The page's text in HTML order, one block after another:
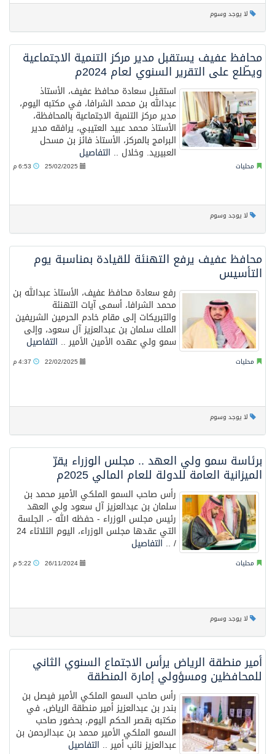
لا يوجد وسوم
محافظ عفيف يستقبل مدير مركز التنمية الاجتماعية
ويطّلع على التقرير السنوي لعام 2024م
استقبل سعادة محافظ عفيف، الأستاذ
عبدالله بن محمد الشرافا، في مكتبه اليوم،
مدير مركز التنمية الاجتماعية بالمحافظة،
الأستاذ محمد عبيد العتيبي، يرافقه مدير
البرامج بالمركز، الأستاذ فائز بن مسحل
العبيريد. وخلال .. التفاصيل
محليات 25/02/2025
لا يوجد وسوم
محافظ عفيف يرفع التهنئة للقيادة بمناسبة يوم
التأسيس
رفع سعادة محافظ عفيف، الأستاذ عبدالله بن
محمد الشرافا، أسمى آيات التهنئة
والتبريكات إلى مقام خادم الحرمين الشريفين
الملك سلمان بن عبدالعزيز آل سعود، وإلى
سمو ولي عهده الأمين الأمير .. التفاصيل
محليات 22/02/2025
لا يوجد وسوم
برئاسة سمو ولي العهد .. مجلس الوزراء يقرّ
الميزانية العامة للدولة للعام المالي 2025م
رأس صاحب السمو الملكي الأمير محمد بن
سلمان بن عبدالعزيز آل سعود ولي العهد
رئيس مجلس الوزراء - حفظه الله -، الجلسة
التي عقدها مجلس الوزراء، اليوم الثلاثاء 24
/ .. التفاصيل
محليات 26/11/2024
لا يوجد وسوم
أمير منطقة الرياض يرأس الاجتماع السنوي الثاني
للمحافظين ومسؤولي إمارة المنطقة
رأس صاحب السمو الملكي الأمير فيصل بن
بندر بن عبدالعزيز أمير منطقة الرياض، في
مكتبه بقصر الحكم اليوم، بحضور صاحب
السمو الملكي الأمير محمد بن عبدالرحمن بن
عبدالعزيز نائب أمير .. التفاصيل